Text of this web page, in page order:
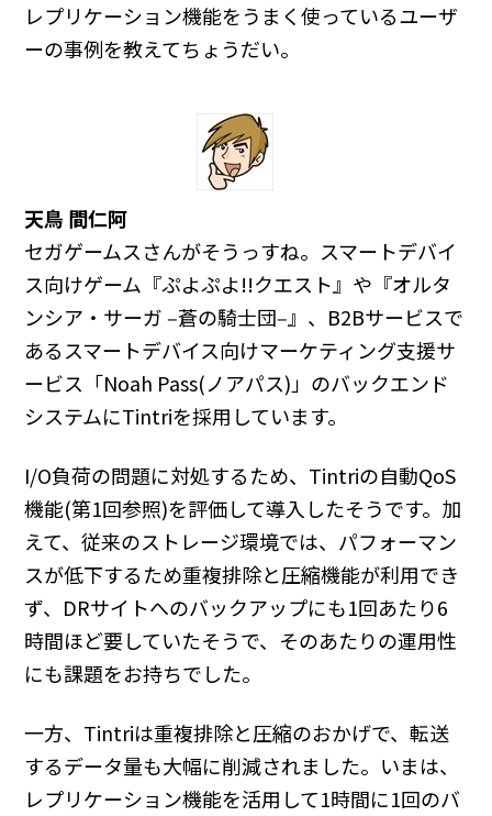
レプリケーション機能をうまく使っているユーザ
ーの事例を教えてちょうだい。
天鳥 間仁阿
セガゲームスさんがそうっすね。スマートデバイ
ス向けゲーム『ぷよぷよ!!クエスト』や『オルタ
ンシア・サーガ ‒蒼の騎士団‒』、B2Bサービスで
あるスマートデバイス向けマーケティング支援サ
ービス「Noah Pass(ノアパス)」のバックエンド
システムにTintriを採用しています。
I/O負荷の問題に対処するため、Tintriの自動QoS
機能(第1回参照)を評価して導入したそうです。加
えて、従来のストレージ環境では、パフォーマン
スが低下するため重複排除と圧縮機能が利用でき
ず、DRサイトへのバックアップにも1回あたり6
時間ほど要していたそうで、そのあたりの運用性
にも課題をお持ちでした。
一方、Tintriは重複排除と圧縮のおかげで、転送
するデータ量も大幅に削減されました。いまは、
レプリケーション機能を活用して1時間に1回のバ